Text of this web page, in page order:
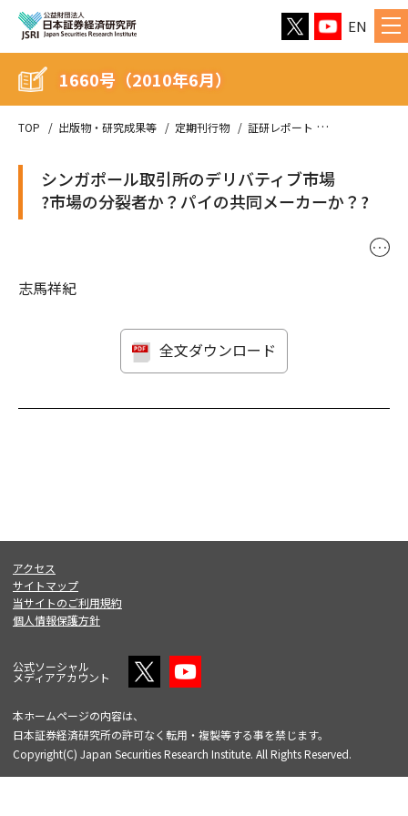
EN
TOP 出版物・研究成果等 定期刊行物 証研レポート
1660号（2010年6月）
シンガポール取引所のデリバティブ市場
?市場の分裂者か？パイの共同メーカーか？?
･･･
志馬祥紀
全文ダウンロード
アクセス
サイトマップ
当サイトのご利用規約
個人情報保護方針
公式ソーシャル
メディアアカウント
本ホームページの内容は、
日本証券経済研究所の許可なく転用・複製等する事を禁じます。
Copyright(C) Japan Securities Research Institute. All Rights Reserved.